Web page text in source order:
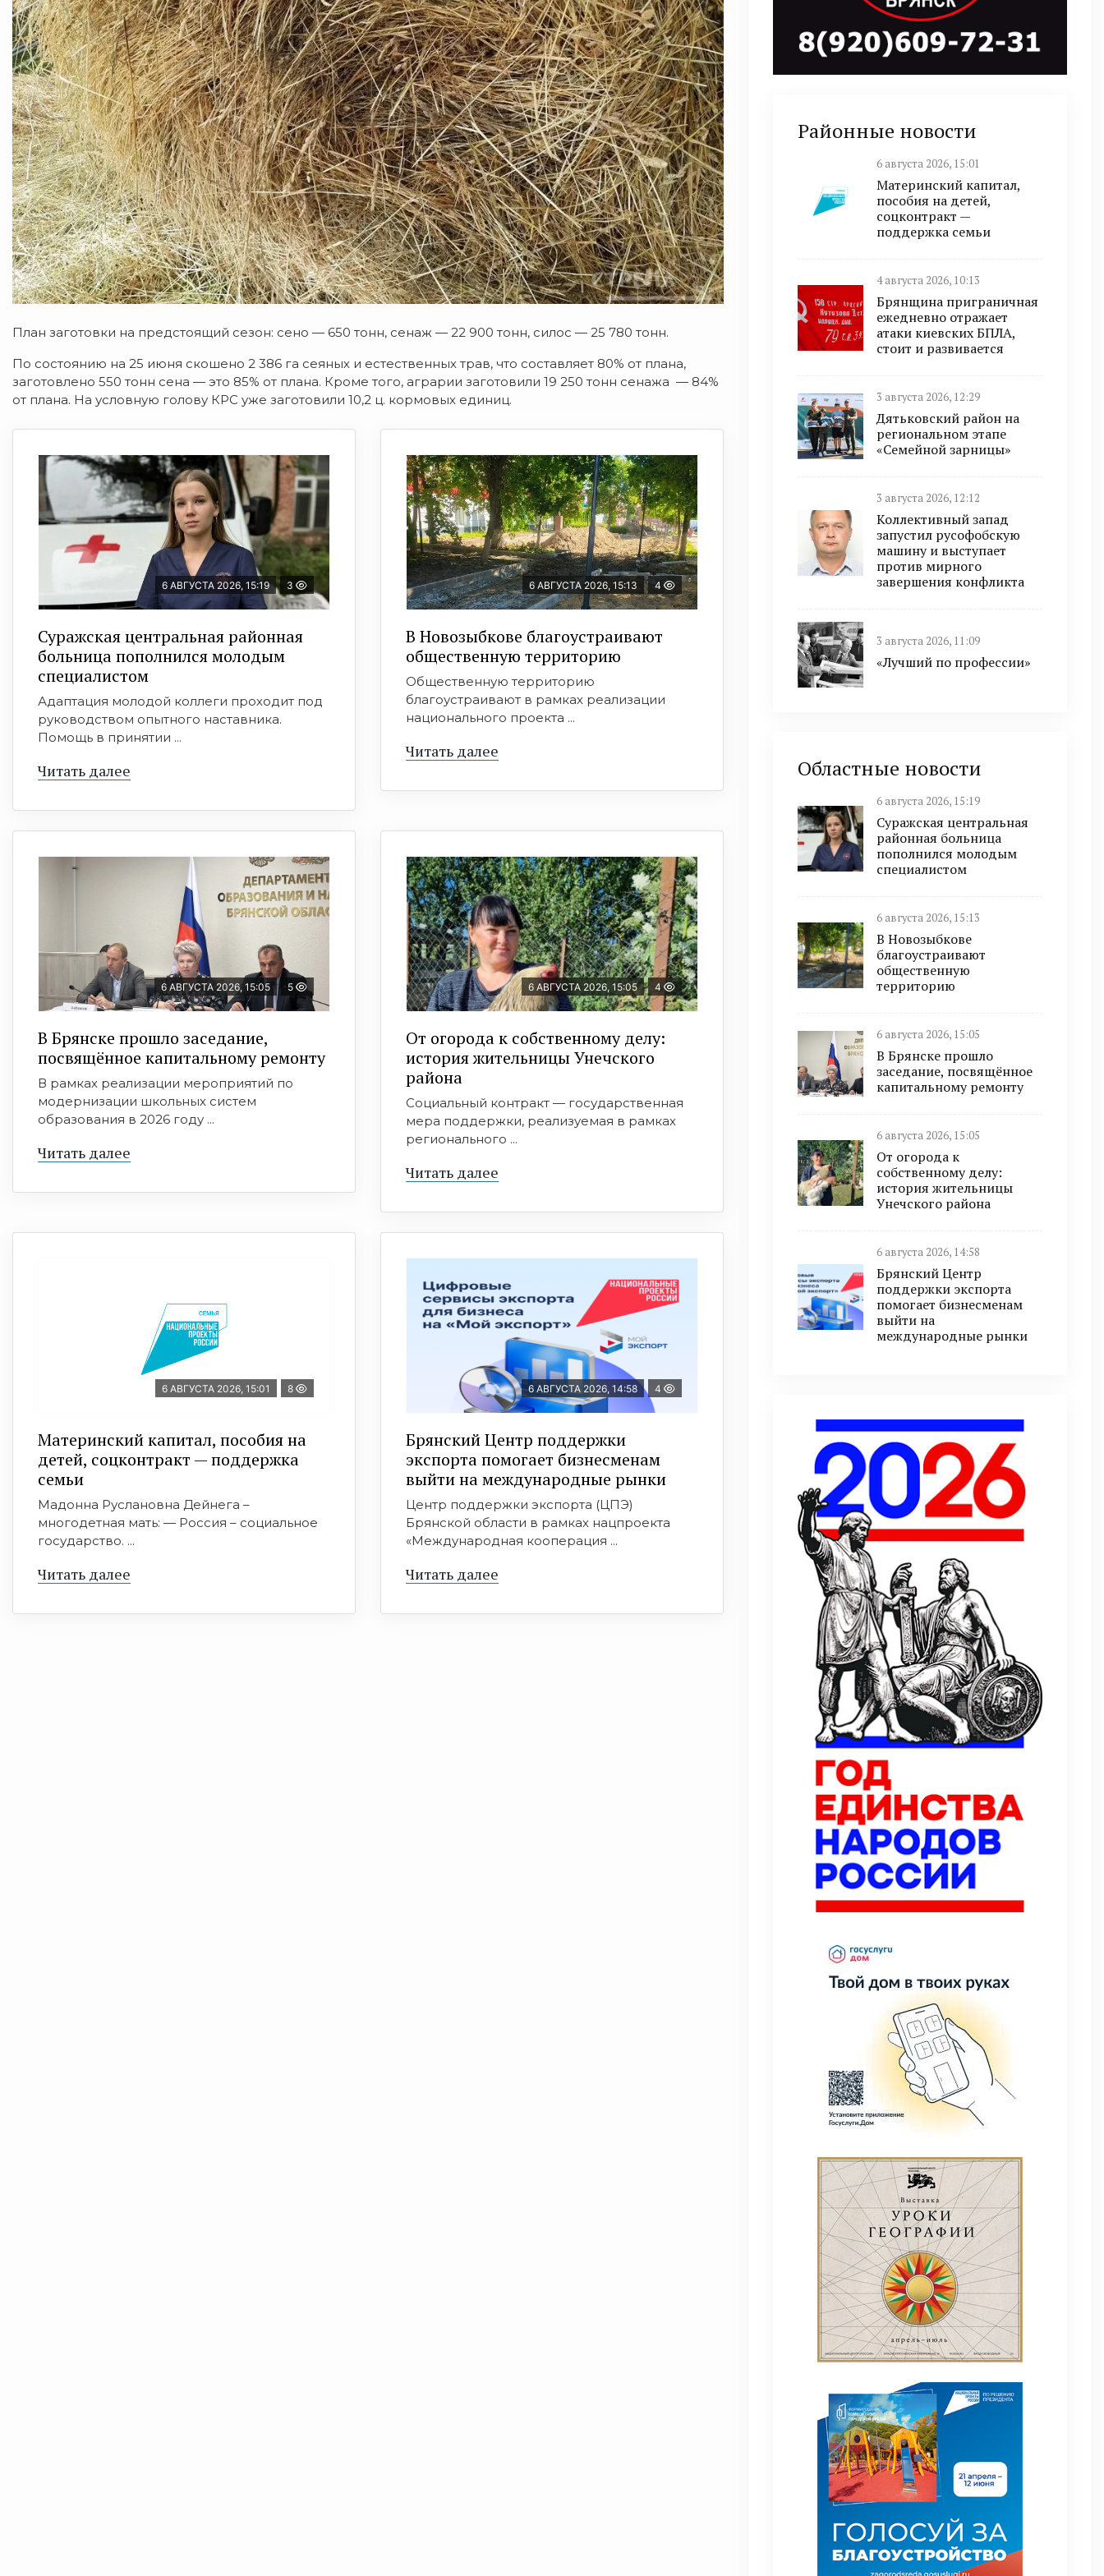
План заготовки на предстоящий сезон: сено — 650 тонн, сенаж — 22 900 тонн, силос — 25 780 тонн.
По состоянию на 25 июня скошено 2 386 га сеяных и естественных трав, что составляет 80% от плана,
заготовлено 550 тонн сена — это 85% от плана. Кроме того, аграрии заготовили 19 250 тонн сенажа — 84%
от плана. На условную голову КРС уже заготовили 10,2 ц. кормовых единиц.
6 АВГУСТА 2026, 15:19 3
Суражская центральная районная
больница пополнился молодым
специалистом
Адаптация молодой коллеги проходит под
руководством опытного наставника.
Помощь в принятии ...
Читать далее
6 АВГУСТА 2026, 15:13 4
В Новозыбкове благоустраивают
общественную территорию
Общественную территорию
благоустраивают в рамках реализации
национального проекта ...
Читать далее
6 АВГУСТА 2026, 15:05 5
В Брянске прошло заседание,
посвящённое капитальному ремонту
В рамках реализации мероприятий по
модернизации школьных систем
образования в 2026 году ...
Читать далее
6 АВГУСТА 2026, 15:05 4
От огорода к собственному делу:
история жительницы Унечского
района
Социальный контракт — государственная
мера поддержки, реализуемая в рамках
регионального ...
Читать далее
6 АВГУСТА 2026, 15:01 8
Материнский капитал, пособия на
детей, соцконтракт — поддержка
семьи
Мадонна Руслановна Дейнега –
многодетная мать: — Россия – социальное
государство. ...
Читать далее
6 АВГУСТА 2026, 14:58 4
Брянский Центр поддержки
экспорта помогает бизнесменам
выйти на международные рынки
Центр поддержки экспорта (ЦПЭ)
Брянской области в рамках нацпроекта
«Международная кооперация ...
Читать далее
Районные новости
6 августа 2026, 15:01
Материнский капитал,
пособия на детей,
соцконтракт —
поддержка семьи
4 августа 2026, 10:13
Брянщина приграничная
ежедневно отражает
атаки киевских БПЛА,
стоит и развивается
3 августа 2026, 12:29
Дятьковский район на
региональном этапе
«Семейной зарницы»
3 августа 2026, 12:12
Коллективный запад
запустил русофобскую
машину и выступает
против мирного
завершения конфликта
3 августа 2026, 11:09
«Лучший по профессии»
Областные новости
6 августа 2026, 15:19
Суражская центральная
районная больница
пополнился молодым
специалистом
6 августа 2026, 15:13
В Новозыбкове
благоустраивают
общественную
территорию
6 августа 2026, 15:05
В Брянске прошло
заседание, посвящённое
капитальному ремонту
6 августа 2026, 15:05
От огорода к
собственному делу:
история жительницы
Унечского района
6 августа 2026, 14:58
Брянский Центр
поддержки экспорта
помогает бизнесменам
выйти на
международные рынки